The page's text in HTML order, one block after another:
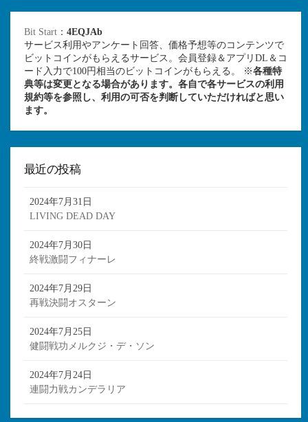
Bit Start ： 4EQJAb
サービス利用やアンケート回答、価格予想等のコンテンツで
ビットコインがもらえるサービス。会員登録＆アプリDL＆コ
ード入力で100円相当のビットコインがもらえる。 ※各種特
典等は変更となる場合があります。各自で各サービスの利用
規約等を参照し、利用の可否を判断していただければと思い
ます。
最近の投稿
2024年7月31日
LIVING DEAD DAY
2024年7月30日
終戦激闘フィナーレ
2024年7月29日
再戦決闘オスターン
2024年7月25日
健闘戦功メルクジ・デ・ソン
2024年7月24日
連闘力戦カンデラリア